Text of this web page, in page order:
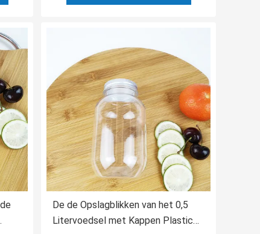
De de Opslagblikken van het 0,5
Litervoedsel met Kappen Plastic